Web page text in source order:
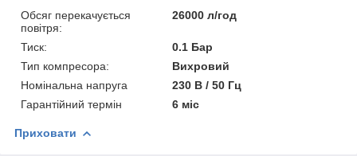
Обсяг перекачується
повітря:
26000 л/год
Тиск:
0.1 Бар
Тип компресора:
Вихровий
Номінальна напруга
230 В / 50 Гц
Гарантійний термін
6 міс
Приховати